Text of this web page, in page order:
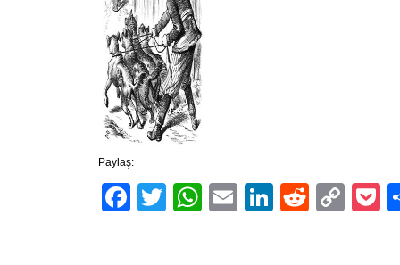
Paylaş:
Facebook
TwitterWhatsApp
EmailLinkedIn
Reddit